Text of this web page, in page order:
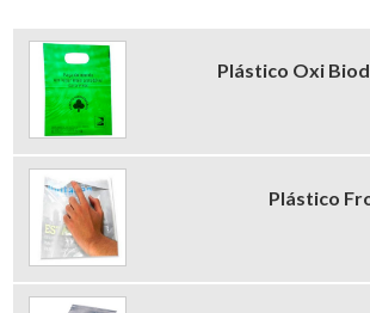
Plástico Oxi
Plástico